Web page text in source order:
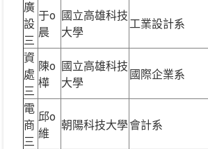
廣
設
三
于o
晨
國立高雄科技
大學
工業設計系
資
處
三
陳o
樺
國立高雄科技
大學
國際企業系
電
商
三
邱o
維
朝陽科技大學會計系